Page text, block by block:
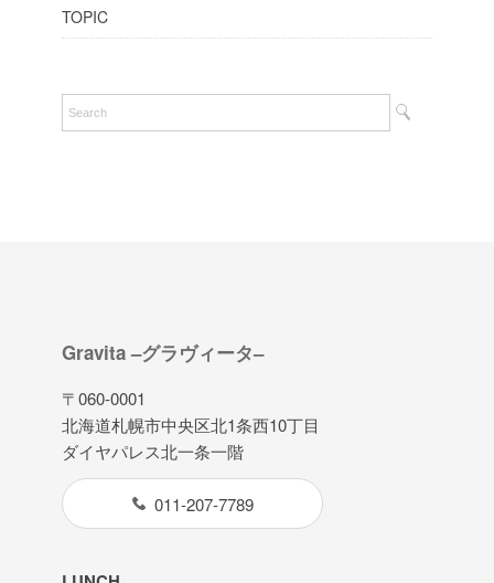
TOPIC
Gravita –グラヴィータ–
〒060-0001
北海道札幌市中央区北1条西10丁目
ダイヤパレス北一条一階
011-207-7789